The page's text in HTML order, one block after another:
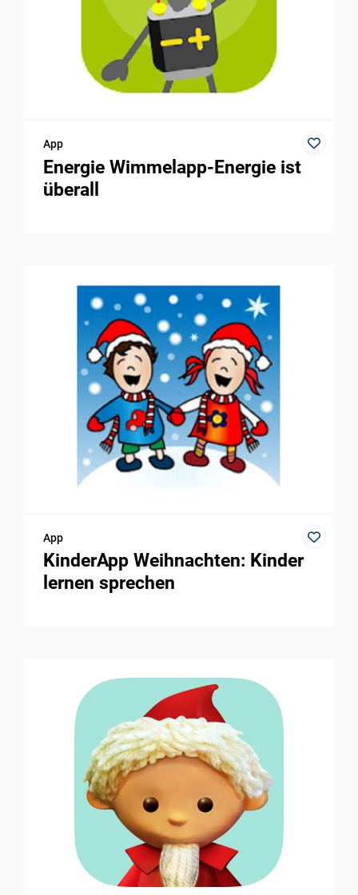
App
Energie Wimmelapp-Energie ist
überall
App
KinderApp Weihnachten: Kinder
lernen sprechen